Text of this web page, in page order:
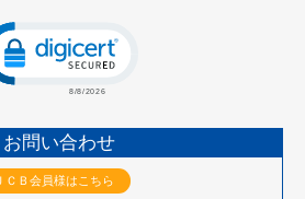
お問い合わせ
ＪＣＢ会員様はこちら